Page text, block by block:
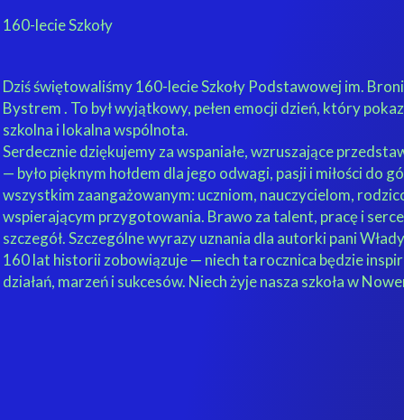
160-lecieSzkoły
Dziś świętowaliśmy 160-lecieSzkoły Podstawowej im.
Bystrem. To był wyjątkowy, pełen emocji dzień, który
szkolna i lokalna wspólnota.
Serdecznie dziękujemy za wspaniałe, wzruszające
— było pięknym hołdem dla jego odwagi, pasji i miłości do
wszystkim zaangażowanym: uczniom, nauczycielom,
wspierającym przygotowania. Brawo za talent, pracę i
szczegół. Szczególne wyrazy uznania dla autorki pani
160 lat historii zobowiązuje — niech ta rocznica będzie
działań, marzeń i sukcesów. Niech żyje nasza szkoła w